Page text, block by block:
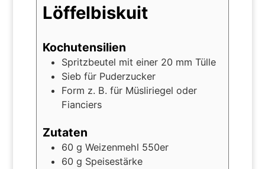
Löffelbiskuit
Kochutensilien
Spritzbeutel mit einer 20 mm Tülle
Sieb für Puderzucker
Form z. B. für Müsliriegel oder
Fianciers
Zutaten
60 g Weizenmehl 550er
60 g Speisestärke